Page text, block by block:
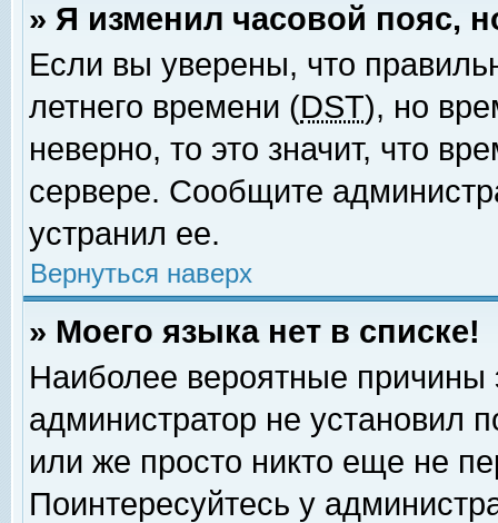
» Я изменил часовой пояс,
Если вы уверены, что
летнего времени (DST), но
неверно, то это значит, что
сервере. Сообщите
устранил ее.
Вернуться наверх
» Моего языка нет в списке!
Наиболее вероятные причины
администратор не установил
или же просто никто еще не
Поинтересуйтесь у